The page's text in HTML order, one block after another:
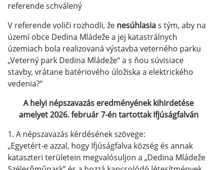
referende schválený
V referende voliči rozhodli, že nesúhlasias tým, aby na
území obce Dedina Mládeže a jej katastrálnych
územiach bola realizovaná výstavba veterného parku
„Veterný park Dedina Mládeže“ a s ňou súvisiace
stavby, vrátane batériového úložiska a elektrického
vedenia?“
A helyi népszavazás eredményének kihirdetése
amelyet 2026. február 7-én tartottak Ifjúságfalván
1. A népszavazás kérdésének szövege:
„Egyetért-e azzal, hogy Ifjúságfalva község és annak
kataszteri területein megvalósuljon a „Dedina Mládeže